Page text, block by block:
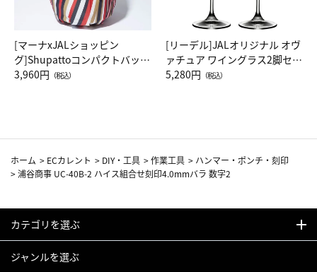
[マーナxJALショッピン
グ]Shupattoコンパクトバッグ
Drop JAL客室乗務員（LC）ス
3,960円 （税込）
[リーデル]JALオリジナル オヴ
ァチュア ワイングラス2脚セッ
ト（レッドワイン）
5,280円 （税込）
ホーム > ECカレント > DIY・工具 >作業工具 > ハンマー・ポンチ・刻印
>浦谷商事 UC-40B-2 ハイス組合せ刻印4.0mmバラ 数字2
カテゴリを選ぶ
ジャンルを選ぶ